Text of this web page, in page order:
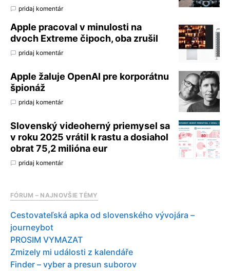
pridaj komentár
Apple pracoval v minulosti na
dvoch Extreme čipoch, oba zrušil
pridaj komentár
Apple žaluje OpenAI pre korporátnu
špionáž
pridaj komentár
Slovenský videoherný priemysel sa
v roku 2025 vrátil k rastu a dosiahol
obrat 75,2 milióna eur
pridaj komentár
FÓRUM – NAJNOVŠIE TÉMY
Cestovateľská apka od slovenského vývojára –
journeybot
PROSIM VYMAZAT
Zmizely mi události z kalendáře
Finder – vyber a presun suborov